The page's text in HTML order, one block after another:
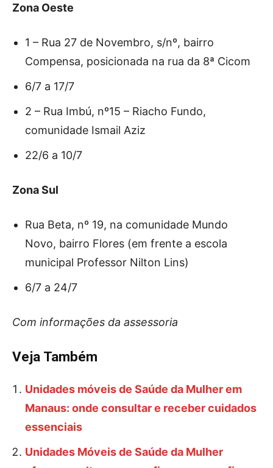
Zona Oeste
1 – Rua 27 de Novembro, s/nº, bairro
Compensa, posicionada na rua da 8ª Cicom
6/7 a 17/7
2 – Rua Imbú, nº15 – Riacho Fundo,
comunidade Ismail Aziz
22/6 a 10/7
Zona Sul
Rua Beta, nº 19, na comunidade Mundo
Novo, bairro Flores (em frente a escola
municipal Professor Nilton Lins)
6/7 a 24/7
Com informações da assessoria
Veja Também
Unidades móveis de Saúde da Mulher em
Manaus: onde consultar e receber cuidados
essenciais
Unidades Móveis de Saúde da Mulher